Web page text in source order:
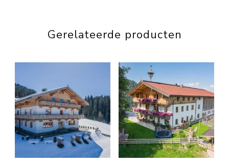
Gerelateerde producten